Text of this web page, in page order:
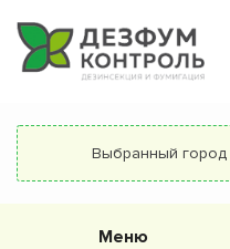
Выбранный город
Меню